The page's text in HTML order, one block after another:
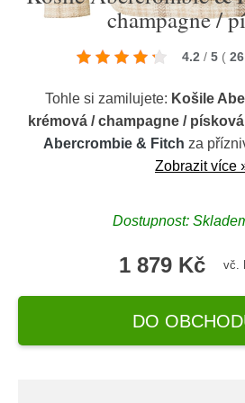
champagne /
4.2 / 5 ( 26
Tohle si zamilujete: Košile
krémová / champagne / písková
Abercrombie & Fitch za
Zobrazit více
Dostupnost:
1 879 Kč vč.
DO